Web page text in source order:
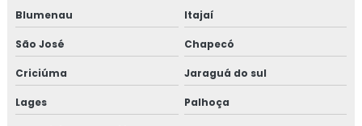
Blumenau Itajaí
São José Chapecó
Criciúma Jaraguá do sul
Lages Palhoça